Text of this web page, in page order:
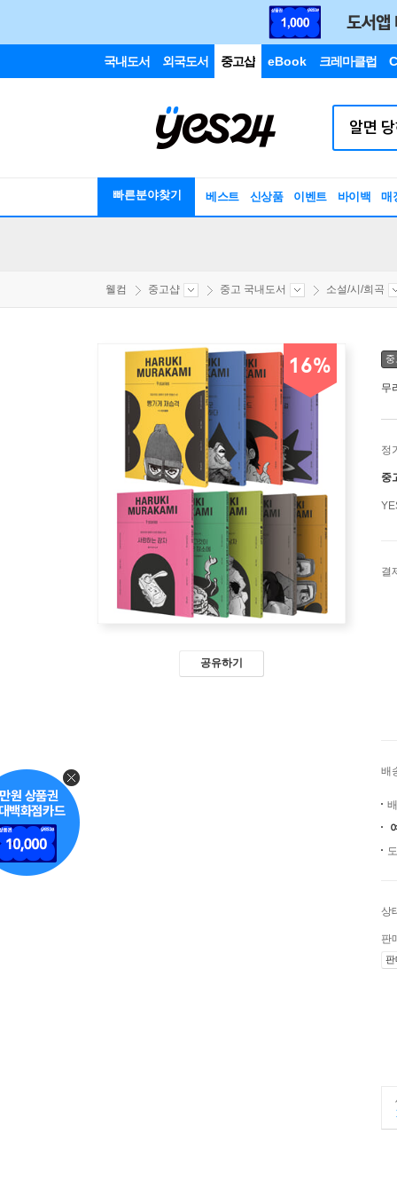
국내도서 외국도서 중고샵 eBook 크레마클럽
빠른분야찾기 베스트 신상품 이벤트 바이백 매
웰컴 중고샵 중고 국내도서 소설/시/희곡
16%
공유하기
무
정
중
결
배
상
판
판